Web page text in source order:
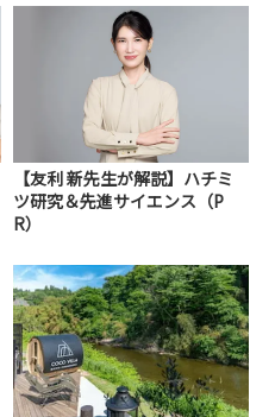
【友利 新先生が解説】ハチミ
ツ研究＆先進サイエンス（P
R）